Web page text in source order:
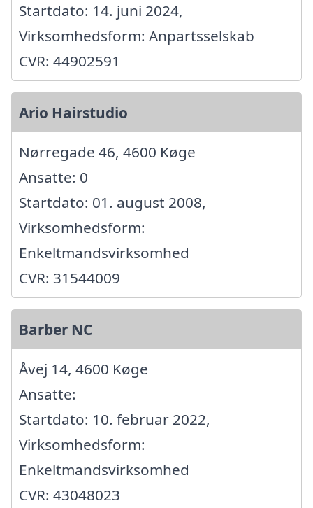
Startdato: 14. juni 2024,
Virksomhedsform: Anpartsselskab
CVR: 44902591
Ario Hairstudio
Nørregade 46, 4600 Køge
Ansatte: 0
Startdato: 01. august 2008,
Virksomhedsform:
Enkeltmandsvirksomhed
CVR: 31544009
Barber NC
Åvej 14, 4600 Køge
Ansatte:
Startdato: 10. februar 2022,
Virksomhedsform:
Enkeltmandsvirksomhed
CVR: 43048023